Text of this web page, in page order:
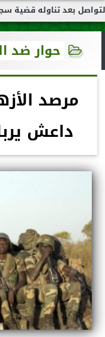
بعد تناوله قضية سجين
حوار ضد
مرصد
داعش